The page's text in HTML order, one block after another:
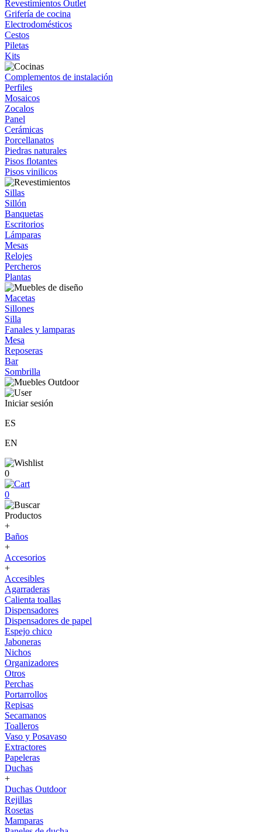
Revestimientos Outlet
Grifería de cocina
Electrodomésticos
Cestos
Piletas
Kits
Complementos de instalación
Perfiles
Mosaicos
Zocalos
Panel
Cerámicas
Porcellanatos
Piedras naturales
Pisos flotantes
Pisos vinilicos
Sillas
Sillón
Banquetas
Escritorios
Lámparas
Mesas
Relojes
Percheros
Plantas
Macetas
Sillones
Silla
Fanales y lamparas
Mesa
Reposeras
Bar
Sombrilla
Iniciar sesión
ES
EN
0
0
Productos
+
Baños
+
Accesorios
+
Accesibles
Agarraderas
Calienta toallas
Dispensadores
Dispensadores de papel
Espejo chico
Jaboneras
Nichos
Organizadores
Otros
Perchas
Portarrollos
Repisas
Secamanos
Toalleros
Vaso y Posavaso
Extractores
Papeleras
Duchas
+
Duchas Outdoor
Rejillas
Rosetas
Mamparas